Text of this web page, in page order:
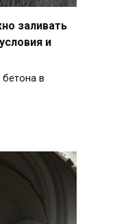
заливать
и
в